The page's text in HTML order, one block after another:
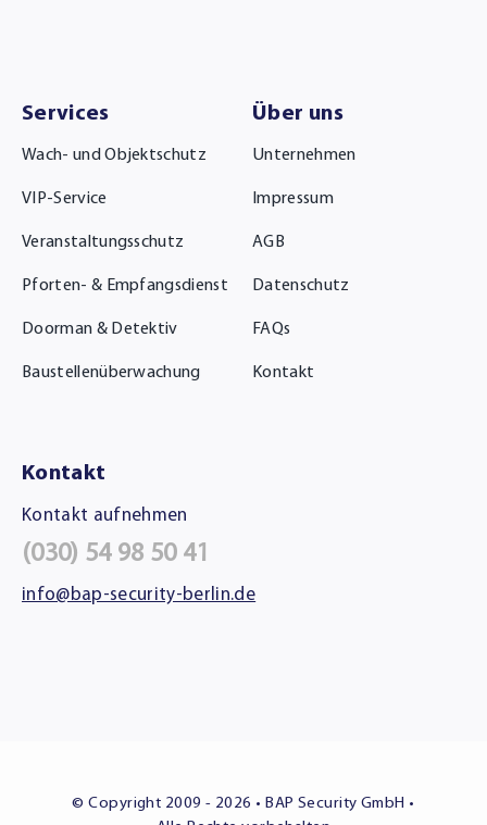
Services
Wach- und Objektschutz
VIP-Service
Veranstaltungsschutz
Pforten- & Empfangsdienst
Doorman & Detektiv
Baustellenüberwachung
Über uns
Unternehmen
Impressum
AGB
Datenschutz
FAQs
Kontakt
Kontakt
Kontakt aufnehmen
(030) 54 98 50 41
info@bap-security-berlin.de
© Copyright 2009 - 2026 • BAP Security GmbH •